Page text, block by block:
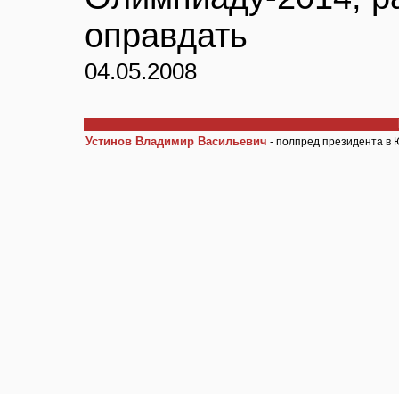
оправдать
04.05.2008
Устинов Владимир Васильевич - полпред президента